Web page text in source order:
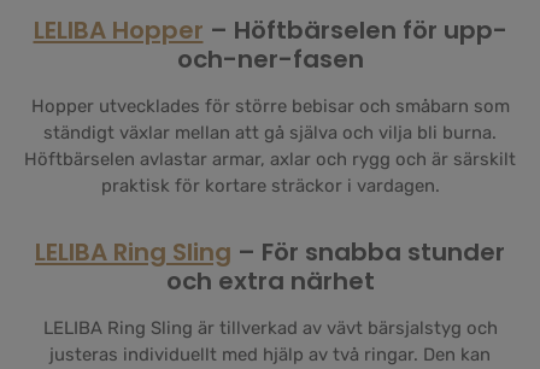
LELIBA Hopper – Höftbärselen för upp-
och-ner-fasen
Hopper utvecklades för större bebisar och småbarn som
ständigt växlar mellan att gå själva och vilja bli burna.
Höftbärselen avlastar armar, axlar och rygg och är särskilt
praktisk för kortare sträckor i vardagen.
LELIBA Ring Sling – För snabba stunder
och extra närhet
LELIBA Ring Sling är tillverkad av vävt bärsjalstyg och
justeras individuellt med hjälp av två ringar. Den kan